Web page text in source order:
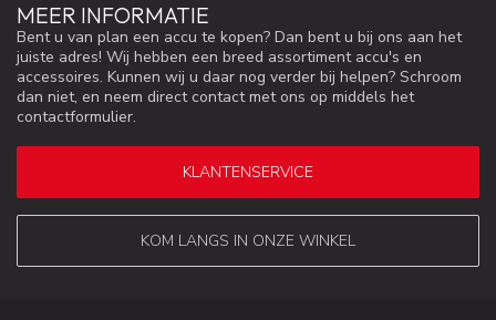
MEER INFORMATIE
Bent u van plan een accu te kopen? Dan bent u bij ons aan het
juiste adres! Wij hebben een breed assortiment accu's en
accessoires. Kunnen wij u daar nog verder bij helpen? Schroom
dan niet, en neem direct contact met ons op middels het
contactformulier.
KLANTENSERVICE
KOM LANGS IN ONZE WINKEL